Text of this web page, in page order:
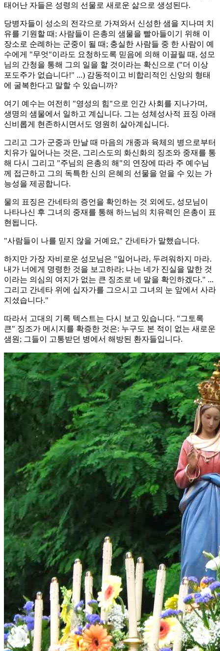
태어난 자들은 성령의 선물로 새로운 삶으로 생성된다.
당병자들이 성소의 전각으로 가져와서 신성한 샘을 지나며 치
유를 기원할 때; 사람들이 은총의 샘물을 빨아들이기 위해 이
장소로 순례하는 군중이 될 때; 충실한 사람들 중 한 사람이 예
수에게 "무엇"이라도 요청하도록 믿음에 의해 이끌릴 때, 성모
님의 간청을 통해 그의 일을 할 것이라는 확신으로 ("더 이상
포도주가 없습니다!" ...) 감동적이고 비합리적인 신앙의 형태
에 굴복한다고 말할 수 있습니까?
여기 예수는 여전히 "영성의 힘"으로 인간 사회를 지나가며,
생명의 샘물에서 일하고 계십니다. 그는 성체성사적 표징 아래
신비롭게 현존하시면서도 영원히 살아계십니다.
그리고 그가 군중과 만날 때 마음의 개종과 육체의 병으로부터
치유가 일어나는 것은, 그리스도의 화신화의 징조와 중재를 통
해 다시 그리고 "주님의 은총의 해"의 연장에 따라 주 예수님
께 접근하고 그의 독특한 신의 은혜의 선물을 얻을 수 있는 가
능성을 제공합니다.
물의 표징은 간네타의 증언을 확인하는 것 외에도, 성모님이
나타나신 후 그녀의 중재를 통해 하느님의 치유력인 은총이 표
현됩니다.
"사람들이 나를 믿지 않을 거예요," 간네타가 말했습니다.
하지만 가장 자비로운 성모님은 "일어나라, 두려워하지 마라.
내가 너에게 명령한 것을 보고하라; 나는 네가 진실을 말한 것
이라는 의심의 여지가 없는 큰 징조로 네 말을 확인하겠다." ...
그리고 간네타 위에 십자가를 그으시고 그녀의 눈 앞에서 사라
지셨습니다."
따라서 고대의 기록 텍스트는 다시 보고 있습니다. "그토록
큰" 징조가 메시지를 확증한 것은: 누구도 본 적이 없는 새로운
샘원; 그들이 고통받던 병에서 해방된 환자들입니다.